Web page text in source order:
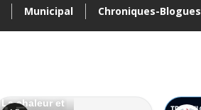
Municipal Chroniques-Blogues